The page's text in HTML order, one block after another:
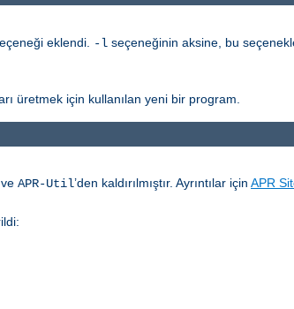
eklendi. -l seçeneğinin aksine, bu
üretmek için kullanılan yeni bir program.
ve APR-Util’den kaldırılmıştır. Ayrıntılar için APR